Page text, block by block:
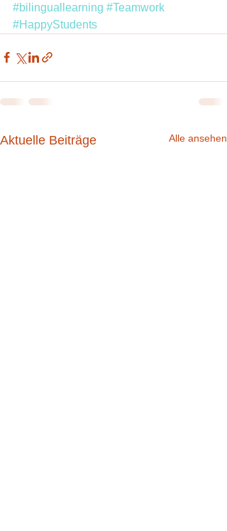
#bilinguallearning #Teamwork
#HappyStudents
Aktuelle Beiträge Alle ansehen